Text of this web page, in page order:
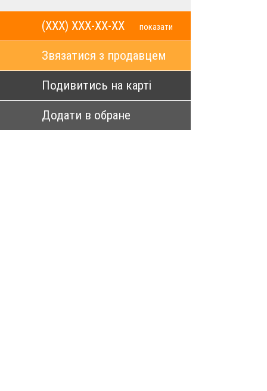
(XXX) XXX-XX-XX показати
Звязатися з продавцем
Подивитись на карті
Додати в обране